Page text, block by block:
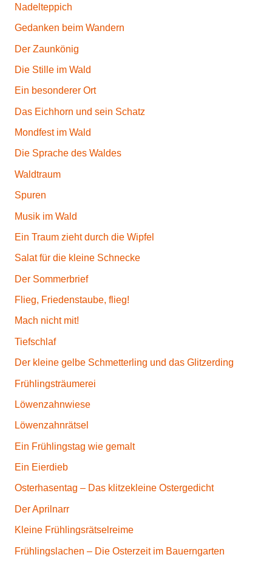
Nadelteppich
Gedanken beim Wandern
Der Zaunkönig
Die Stille im Wald
Ein besonderer Ort
Das Eichhorn und sein Schatz
Mondfest im Wald
Die Sprache des Waldes
Waldtraum
Spuren
Musik im Wald
Ein Traum zieht durch die Wipfel
Salat für die kleine Schnecke
Der Sommerbrief
Flieg, Friedenstaube, flieg!
Mach nicht mit!
Tiefschlaf
Der kleine gelbe Schmetterling und das Glitzerding
Frühlingsträumerei
Löwenzahnwiese
Löwenzahnrätsel
Ein Frühlingstag wie gemalt
Ein Eierdieb
Osterhasentag – Das klitzekleine Ostergedicht
Der Aprilnarr
Kleine Frühlingsrätselreime
Frühlingslachen – Die Osterzeit im Bauerngarten